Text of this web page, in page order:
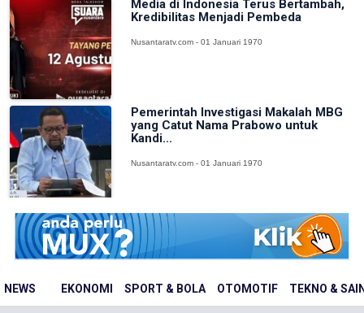
NEWS EKONOMI SPORT & BOLA OTOMOTIF TEKNO &
Media di Indonesia Terus Bertambah,
Kredibilitas Menjadi Pembeda
Nusantaratv.com - 01 Januari 1970
Pemerintah Investigasi Makalah MBG
yang Catut Nama Prabowo untuk
Kandi...
Nusantaratv.com - 01 Januari 1970